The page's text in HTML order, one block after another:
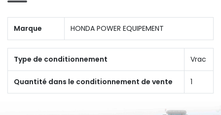
Marque HONDA POWER EQUIPEMENT
Type de conditionnement Vrac
Quantité dans le conditionnement de vente 1